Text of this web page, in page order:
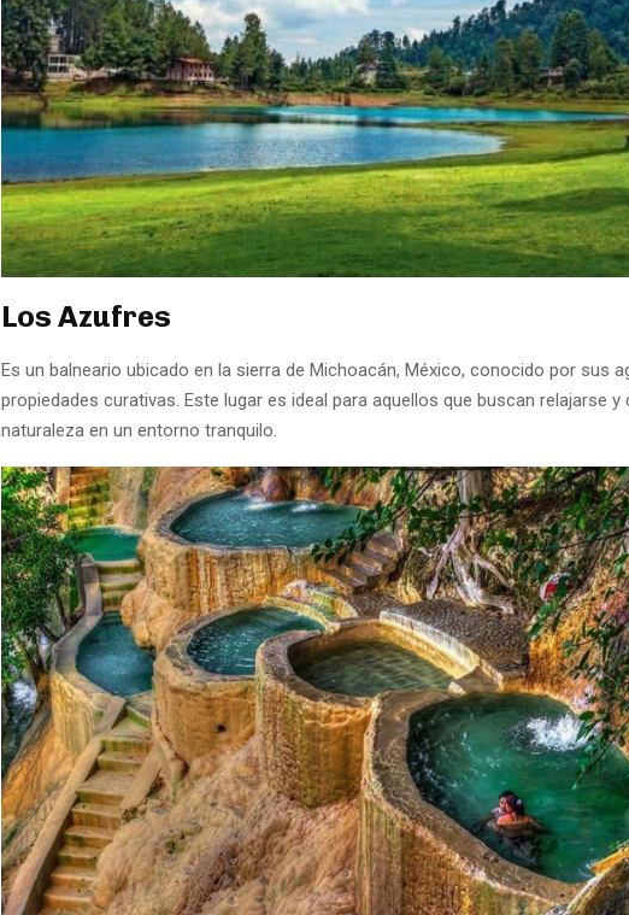
Los Azufres
Es un balneario ubicado en la sierra de Michoacán, México, conocido por sus
propiedades curativas. Este lugar es ideal para aquellos que buscan relajarse y
naturaleza en un entorno tranquilo.